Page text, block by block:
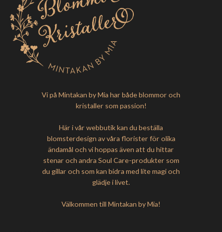
Vi på Mintakan by Mia har både blommor och
kristaller som passion!
Här i vår webbutik kan du beställa
blomsterdesign av våra florister för olika
ändamål och vi hoppas även att du hittar
stenar och andra Soul Care-produkter som
du gillar och som kan bidra med lite magi och
glädje i livet.
Välkommen till Mintakan by Mia!